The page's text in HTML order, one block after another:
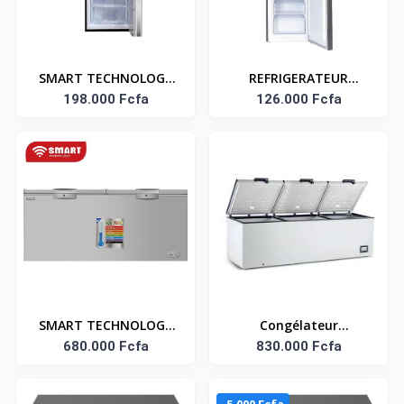
SMART TECHNOLOGY
CONGÉLATEUR
310 LITRES
198.000 Fcfa
REFRIGERATEUR
COMBINE 157 LITRES
126.000 Fcfa
SMART TECHNOLOGY
CONGÉLATEUR
1050 - 980 L - BLANC
680.000 Fcfa
Congélateur
horizontal trois
Smart Technology –
830.000 Fcfa